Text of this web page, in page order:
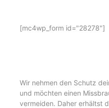
[mc4wp_form id="28278"]
Wir nehmen den Schutz
und möchten einen
vermeiden. Daher erhältst